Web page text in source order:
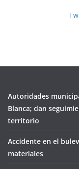
Autoridades
Blanca; dan
territorio
Accidente en el
materiales